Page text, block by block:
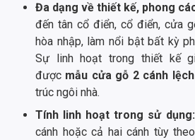
Đa dạng về thiết kế, phong
đến tân cổ điển, cổ điển, cửa
hòa nhập, làm nổi bật bất kỳ
Sự linh hoạt trong thiết kế
được mẫu cửa gỗ 2 cánh lệch
trúc ngôi nhà.
Tính linh hoạt trong sử dụng:
cánh hoặc cả hai cánh tùy